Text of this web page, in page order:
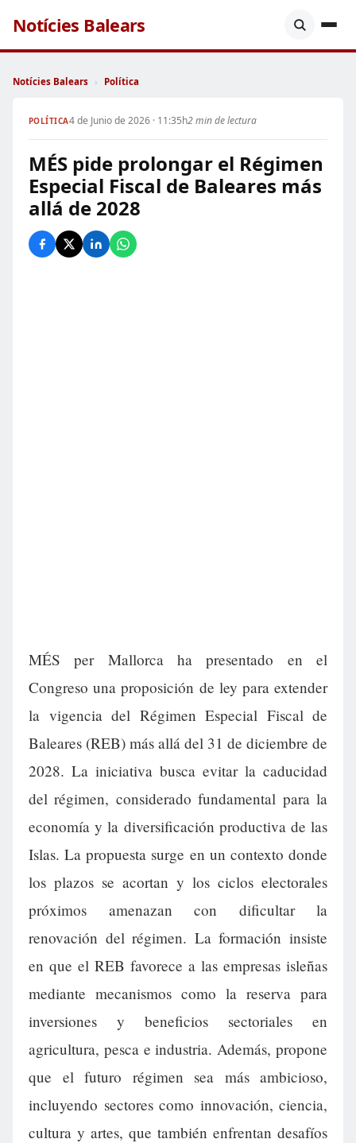
Notícies Balears
Notícies Balears › Política
POLÍTICA4 de Junio de 2026 · 11:35h2 min de lectura
MÉS pide prolongar el Régimen
Especial Fiscal de Baleares más
allá de 2028
MÉS per Mallorca ha presentado en el
Congreso una proposición de ley para extender
la vigencia del Régimen Especial Fiscal de
Baleares (REB) más allá del 31 de diciembre de
2028. La iniciativa busca evitar la caducidad
del régimen, considerado fundamental para la
economía y la diversificación productiva de las
Islas. La propuesta surge en un contexto donde
los plazos se acortan y los ciclos electorales
próximos amenazan con dificultar la
renovación del régimen. La formación insiste
en que el REB favorece a las empresas isleñas
mediante mecanismos como la reserva para
inversiones y beneficios sectoriales en
agricultura, pesca e industria. Además, propone
que el futuro régimen sea más ambicioso,
incluyendo sectores como innovación, ciencia,
cultura y artes, que también enfrentan desafíos